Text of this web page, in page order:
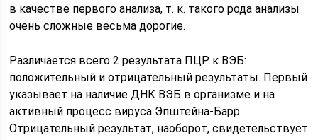
в качестве первого анализа, т. к. такого рода анализы
очень сложные весьма дорогие.
Различается всего 2 результата ПЦР к ВЭБ:
положительный и отрицательный результаты. Первый
указывает на наличие ДНК ВЭБ в организме и на
активный процесс вируса Эпштейна-Барр.
Отрицательный результат, наоборот, свидетельствует